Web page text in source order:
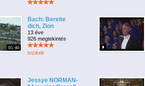
05:40
Bach: Bereite
dich, Zion
13 éve
926 megtekintés
tozikek
Jessye NORMAN-